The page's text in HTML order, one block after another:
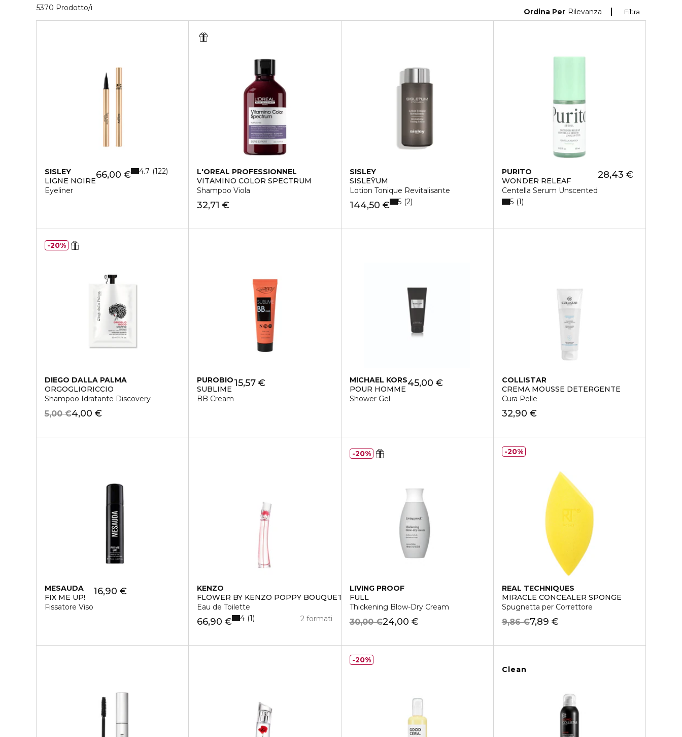
5370 Prodotto/i Filtra
Ordina Per Rilevanza
SISLEY
LIGNE NOIRE
Eyeliner
66,00 € 4.7 122
L'OREAL PROFESSIONNEL
VITAMINO COLOR SPECTRUM
Shampoo Viola
32,71 €
SISLEY
SISLEŸUM
Lotion Tonique Revitalisante
144,50 € 5 2
PURITO
WONDER RELEAF
Centella Serum Unscented
28,43 €
5 1
DIEGO DALLA PALMA
ORGOGLIORICCIO
Shampoo Idratante Discovery
4,00 €
5,00 €
20%
PUROBIO
SUBLIME
BB Cream
15,57 €
MICHAEL KORS
POUR HOMME
Shower Gel
45,00 €
COLLISTAR
CREMA MOUSSE DETERGENTE
Cura Pelle
32,90 €
MESAUDA
FIX ME UP!
Fissatore Viso
16,90 €
KENZO
FLOWER BY KENZO POPPY BOUQUET
Eau de Toilette
66,90 € 2 formati
4 1
LIVING PROOF
FULL
Thickening Blow-Dry Cream
24,00 €
30,00 €
20%
REAL TECHNIQUES
MIRACLE CONCEALER SPONGE
Spugnetta per Correttore
7,89 €
9,86 €
20%
20%
Clean